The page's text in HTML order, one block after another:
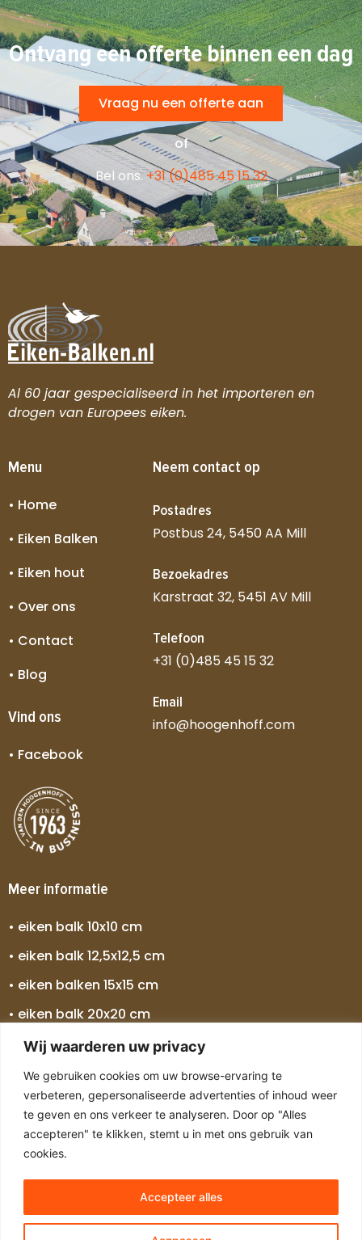
Wij waarderen uw privacy
We gebruiken cookies om uw browse-ervaring te
verbeteren, gepersonaliseerde advertenties of inhoud weer
te geven en ons verkeer te analyseren. Door op "Alles
accepteren" te klikken, stemt u in met ons gebruik van
cookies.
Accepteer alles
Ontvang een offerte binnen een dag
Vraag nu een offerte aan
of
Bel ons.+31 (0)485 45 15 32
Al 60 jaar gespecialiseerd in het importeren en
drogen van Europees eiken.
Menu
• Home
• Eiken Balken
• Eiken hout
• Over ons
• Contact
• Blog
Vind ons
• Facebook
Neem contact op
Postadres
Postbus 24, 5450 AA Mill
Bezoekadres
Karstraat 32, 5451 AV Mill
Telefoon
+31 (0)485 45 15 32
Email
info@hoogenhoff.com
Meer informatie
• eiken balk 10x10 cm
• eiken balk 12,5x12,5 cm
• eiken balken 15x15 cm
• eiken balk 20x20 cm
• eiken balk 25x25 cm
• eiken balken 30x30 cm
• eiken balk 5 meter
• eiken balk 7 meter
Copyright © 2024 Alle rechten voorbehouden